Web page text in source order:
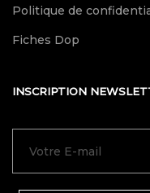
Politique de
Fiches Dop
INSCRIPTION